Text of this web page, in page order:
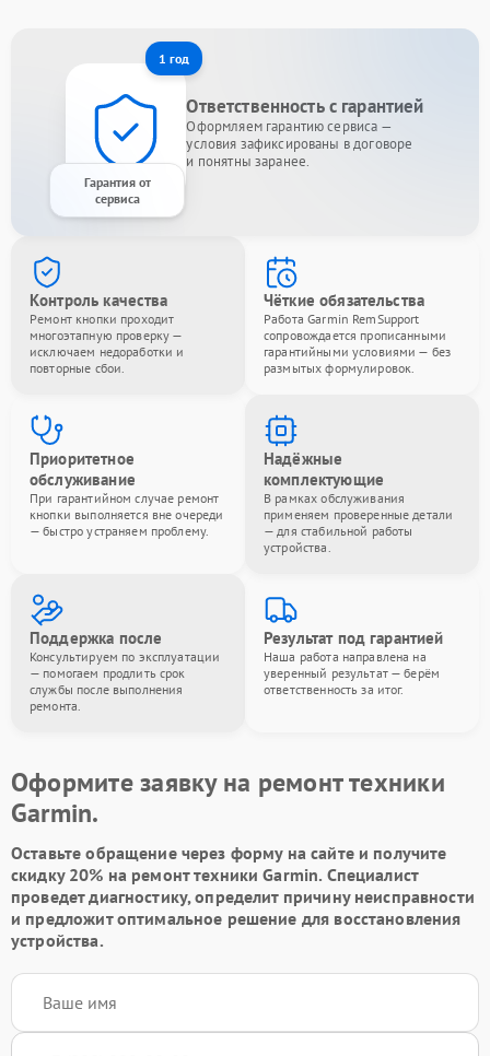
1 год
Гарантия от
сервиса
Ответственность с гарантией
Оформляем гарантию сервиса —
условия зафиксированы в договоре
и понятны заранее.
Контроль качества
Ремонт кнопки проходит
многоэтапную проверку —
исключаем недоработки и
повторные сбои.
Чёткие обязательства
Работа Garmin RemSupport
сопровождается прописанными
гарантийными условиями — без
размытых формулировок.
Приоритетное
обслуживание
При гарантийном случае ремонт
кнопки выполняется вне очереди
— быстро устраняем проблему.
Надёжные
комплектующие
В рамках обслуживания
применяем проверенные детали
— для стабильной работы
устройства.
Поддержка после
Консультируем по эксплуатации
— помогаем продлить срок
службы после выполнения
ремонта.
Результат под гарантией
Наша работа направлена на
уверенный результат — берём
ответственность за итог.
Оформите заявку на ремонт техники
Garmin.
Оставьте обращение через форму на сайте и получите
скидку 20% на ремонт техники Garmin. Специалист
проведет диагностику, определит причину неисправности
и предложит оптимальное решение для восстановления
устройства.